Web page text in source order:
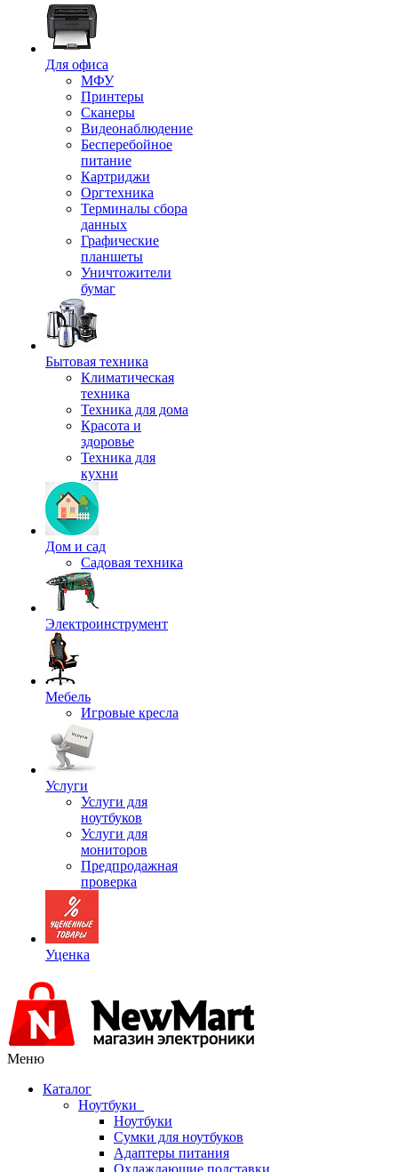
Для офиса
МФУ
Принтеры
Сканеры
Видеонаблюдение
Бесперебойное
питание
Картриджи
Оргтехника
Терминалы сбора
данных
Графические
планшеты
Уничтожители
бумаг
Бытовая техника
Климатическая
техника
Техника для дома
Красота и
здоровье
Техника для
кухни
Дом и сад
Садовая техника
Электроинструмент
Мебель
Игровые кресла
Услуги
Услуги для
ноутбуков
Услуги для
мониторов
Предпродажная
проверка
Уценка
Меню
Каталог
Ноутбуки
Ноутбуки
Сумки для ноутбуков
Адаптеры питания
Охлаждающие подставки